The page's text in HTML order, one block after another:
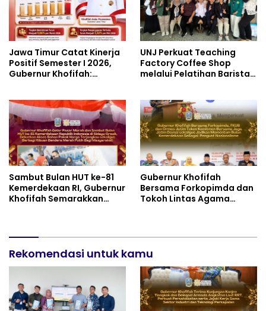
Jawa Timur Catat Kinerja
Positif Semester I 2026,
Gubernur Khofifah:
UNJ Perkuat Teaching
Factory Coffee Shop
melalui Pelatihan Barista
Cimahi
Sambut Bulan HUT ke-81
Kemerdekaan RI, Gubernur
Khofifah Semarakkan
Masyarakat
Gubernur Khofifah
Bersama Forkopimda dan
Tokoh Lintas Agama
Kebangsaan
Rekomendasi untuk kamu